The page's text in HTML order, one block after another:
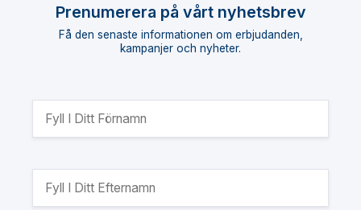
Prenumerera på vårt nyhetsbrev
Få den senaste informationen om erbjudanden,
kampanjer och nyheter.